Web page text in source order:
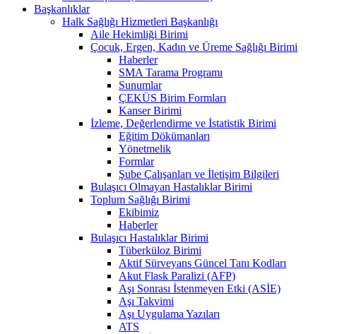
Başkanlıklar
Halk Sağlığı Hizmetleri Başkanlığı
Aile Hekimliği Birimi
Çocuk, Ergen, Kadın ve Üreme Sağlığı Birimi
Haberler
SMA Tarama Programı
Sunumlar
ÇEKÜS Birim Formları
Kanser Birimi
İzleme, Değerlendirme ve İstatistik Birimi
Eğitim Dökümanları
Yönetmelik
Formlar
Şube Çalışanları ve İletişim Bilgileri
Bulaşıcı Olmayan Hastalıklar Birimi
Toplum Sağlığı Birimi
Ekibimiz
Haberler
Bulaşıcı Hastalıklar Birimi
Tüberküloz Birimi
Aktif Sürveyans Güncel Tanı Kodları
Akut Flask Paralizi (AFP)
Aşı Sonrası İstenmeyen Etki (ASİE)
Aşı Takvimi
Aşı Uygulama Yazıları
ATS